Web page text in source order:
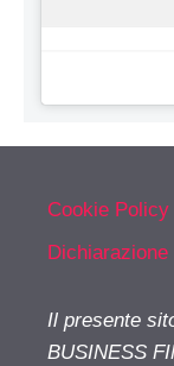
Cookie Policy
Il presente
BUSINESS